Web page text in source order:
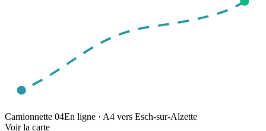
Camionnette 04En ligne · A4 vers Esch-sur-Alzette
Voir la carte